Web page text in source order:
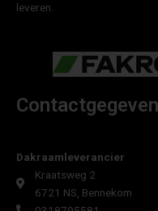
leveren.
Dakraamleverancier
Kraatsweg 2
6721 NS, Bennekom